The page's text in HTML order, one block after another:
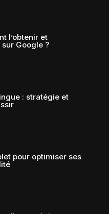
l’obtenir et
Google ?
: stratégie et
pour optimiser ses